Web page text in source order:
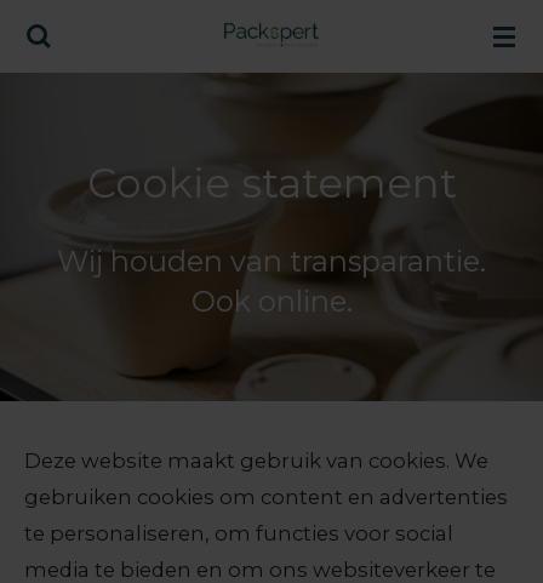
Ga
hoofdinhoudCookie statement
Wij houden van transparantie.
Ook online.
Deze website maakt gebruik van cookies. We
gebruiken cookies om content en advertenties
te personaliseren, om functies voor social
media te bieden en om ons websiteverkeer te